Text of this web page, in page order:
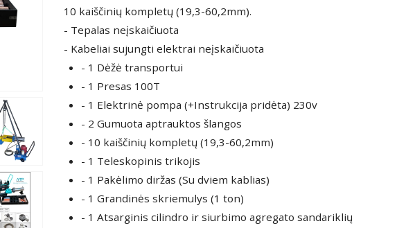
10 kaiščinių kompletų (19,3-60,2mm).
- Tepalas neįskaičiuota
- Kabeliai sujungti elektrai neįskaičiuota
- 1 Dėžė transportui
- 1 Presas 100T
- 1 Elektrinė pompa (+Instrukcija pridėta) 230v
- 2 Gumuota aptrauktos šlangos
- 10 kaiščinių kompletų (19,3-60,2mm)
- 1 Teleskopinis trikojis
- 1 Pakėlimo diržas (Su dviem kablias)
- 1 Grandinės skriemulys (1 ton)
- 1 Atsarginis cilindro ir siurbimo agregato sandariklių